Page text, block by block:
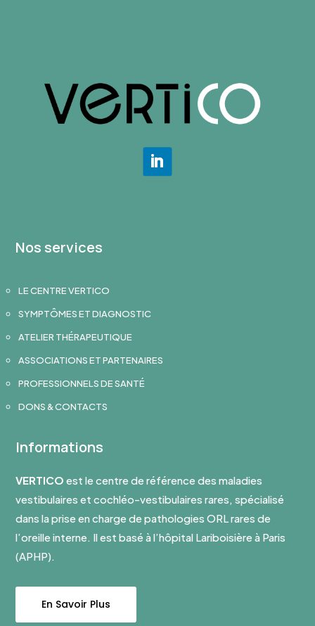
Nos services
LE CENTRE VERTICO
SYMPTÔMES ET DIAGNOSTIC
ATELIER THÉRAPEUTIQUE
ASSOCIATIONS ET PARTENAIRES
PROFESSIONNELS DE SANTÉ
DONS & CONTACTS
Informations
VERTICO est le centre de référence des maladies
vestibulaires et cochléo-vestibulaires rares, spécialisé
dans la prise en charge de pathologies ORL rares de
l’oreille interne. Il est basé à l’hôpital Lariboisière à Paris
(APHP).
En Savoir Plus